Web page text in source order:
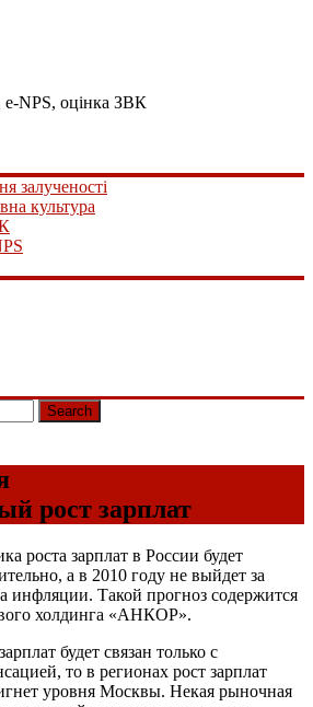
e-NPS, оцінка ЗВК
залученості
культура
Search
рост зарплат
роста зарплат в России будет
а в 2010 году не выйдет за
инфляции. Такой прогноз содержится
холдинга «АНКОР».
будет связан только с
то в регионах рост зарплат
уровня Москвы. Некая рыночная